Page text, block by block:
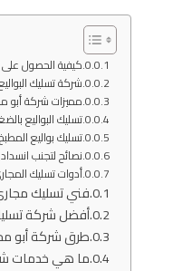
كيفية الحصول على
شركة تسليك
مميزات شركة أبو
تسليك البواليع
تسليك بواليع المطبخ
نصائح لتجنب انسداد
أدوات تسليك
فني تسليك
أفضل شركة
طرق شركة أبو
ما هي خدمات